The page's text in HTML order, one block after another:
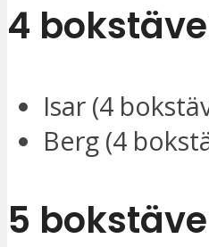
4
Isar (4
Berg (4
5